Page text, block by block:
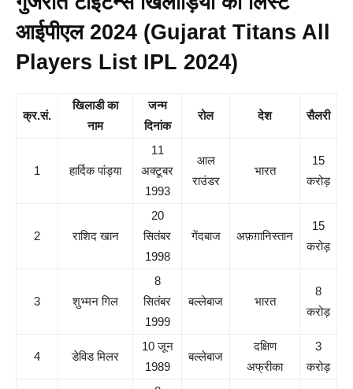
आईपीएल 2024 (Gujarat Titans All
Players List IPL 2024)
क्र.सं.
खिलाडी का
नाम
जन्म
दिनांक
रोल देश सैलरी
1 हार्दिक पांड्या
11
अक्टूबर
1993
आल
राउंडर
भारत
15
करोड़
2 राशिद खान
20
सितंबर
1998
गेंदबाज अफ़ग़ानिस्तान
15
करोड़
3 शुभ्मन गिल
8
सितंबर
1999
बल्लेबाज भारत
8
करोड़
4 डेविड मिलर
10 जून
1989
बल्लेबाज
दक्षिण
अफ्रीका
3
करोड़